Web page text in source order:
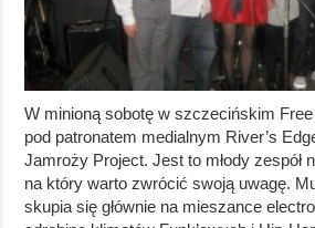
W minioną sobotę w szczecińskim Free
pod patronatem medialnym River’s
Jamroży Project. Jest to młody zespół
na który warto zwrócić swoją uwagę.
skupia się głównie na mieszance